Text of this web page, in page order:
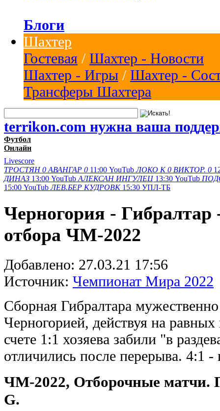
Блоги
Шахтер
Гостевая / Шахтер - Новости
Шахтер - Игры / Шахтер -
Трансферы Шахтера
terrikon.com нужна ваша
Футбол
Онлайн
Livescore
ТРОСТЯН 0 АВАНГАР 0 11:00 YouTub ЛОКО К 0 ВИКТОР. 0
ДИНАЗ 13:00 YouTub АЛЕКСАН ИНГУЛЕЦ 13:30 YouTub
15:00 YouTub ЛЕВ.БЕР КУДРОВК 15:30 УПЛ-ТБ
Черногория - Гибралтар
отбора ЧМ-2022
Добавлено: 27.03.21 17:56
Источник: Чемпионат Мира 2022
Сборная Гибралтара
Черногорией, действуя на
счете 1:1 хозяева забили "в
отличились после перерыва. 4:1
ЧМ-2022, Отборочные матчи.
G.